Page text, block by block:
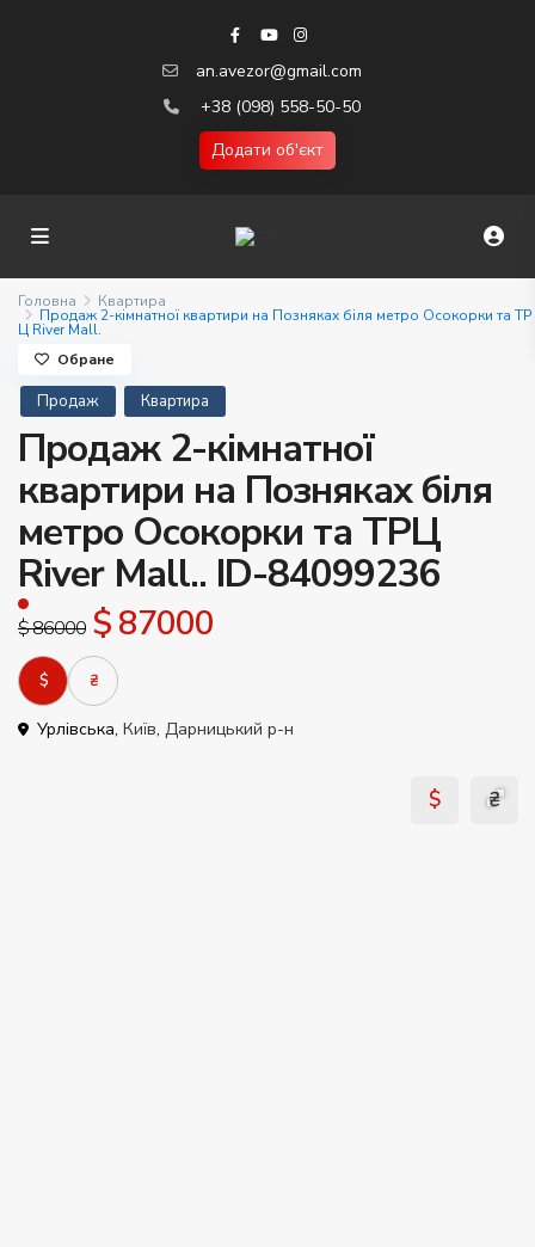
an.avezor@gmail.com
+38 (098) 558-50-50
Додати об'єкт
Головна Квартира
Продаж 2-кімнатної квартири на Позняках біля метро Осокорки та ТР
Ц River Mall.
Продаж Квартира
Продаж 2-кімнатної
квартири на Позняках біля
метро Осокорки та ТРЦ
River Mall.. ID-84099236
$ 86000 $ 87000
$ ₴
Урлівська, Київ, Дарницький р-н
Обране
$ ₴